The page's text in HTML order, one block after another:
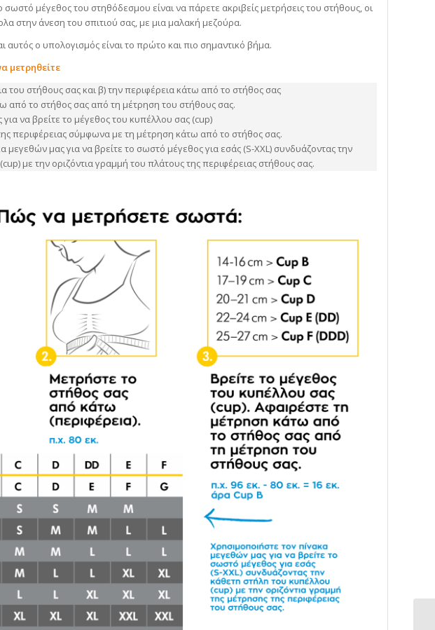
μέγεθος του στηθόδεσμου είναι να πάρετε ακριβείς μετρήσεις του στήθους, οι
στην άνεση του σπιτιού σας, με μια μαλακή μεζούρα.
αυτός ο υπολογισμός είναι το πρώτο και πιο σημαντικό βήμα.
μετρηθείτε
του στήθους σας και β) την περιφέρεια κάτω από το στήθος σας
από το στήθος σας από τη μέτρηση του στήθους σας.
να βρείτε το μέγεθος του κυπέλλου σας (cup)
περιφέρειας σύμφωνα με τη μέτρηση κάτω από το στήθος σας.
μεγεθών μας για να βρείτε το σωστό μέγεθος για εσάς (S-XXL) συνδυάζοντας την
με την οριζόντια γραμμή του πλάτους της περιφέρειας στήθους σας.